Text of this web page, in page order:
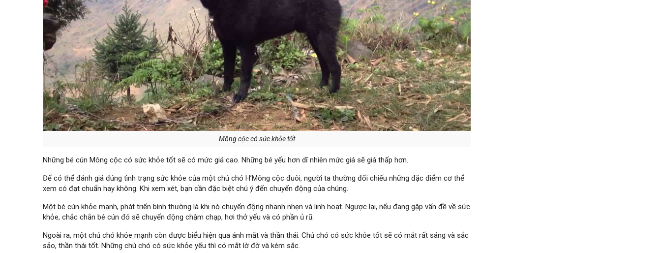
Mông cộc có sức khỏe tốt
Những bé cún Mông cộc có sức khỏe tốt sẽ có mức giá cao. Những bé yếu hơn dĩ nhiên mức giá sẽ giá thấp hơn.
Để có thể đánh giá đúng tình trạng sức khỏe của một chú chó H’Mông cộc đuôi, người ta thường đối chiếu những đặc điểm cơ thể
xem có đạt chuẩn hay không. Khi xem xét, bạn cần đặc biệt chú ý đến chuyển động của chúng.
Một bé cún khỏe mạnh, phát triển bình thường là khi nó chuyển động nhanh nhẹn và linh hoạt. Ngược lại, nếu đang gặp vấn đề về sức
khỏe, chắc chắn bé cún đó sẽ chuyển động chậm chạp, hơi thở yếu và có phần ủ rũ.
Ngoài ra, một chú chó khỏe mạnh còn được biểu hiện qua ánh mắt và thần thái. Chú chó có sức khỏe tốt sẽ có mắt rất sáng và sắc
sảo, thần thái tốt. Những chú chó có sức khỏe yếu thì có mắt lờ đờ và kém sắc.